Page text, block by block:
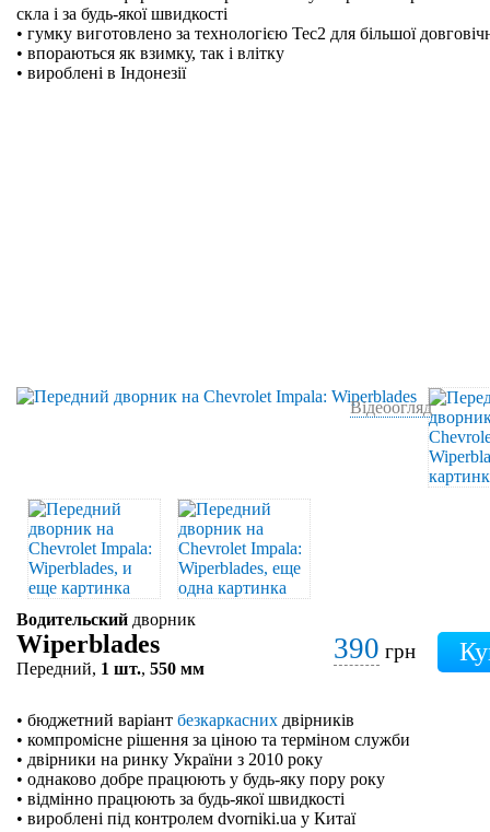
скла і за будь-якої швидкості
• гумку виготовлено за технологією Tec2 для більшої
• впораються як взимку, так і влітку
• вироблені в Індонезії
Відеоогляд
Водительский дворник
Wiperblades
Передний, 1 шт., 550 мм
390 грн
• бюджетний варіант безкаркасних двірників
• компромісне рішення за ціною та терміном служби
• двірники на ринку України з 2010 року
• однаково добре працюють у будь-яку пору року
• відмінно працюють за будь-якої швидкості
• вироблені під контролем dvorniki.ua у Китаї